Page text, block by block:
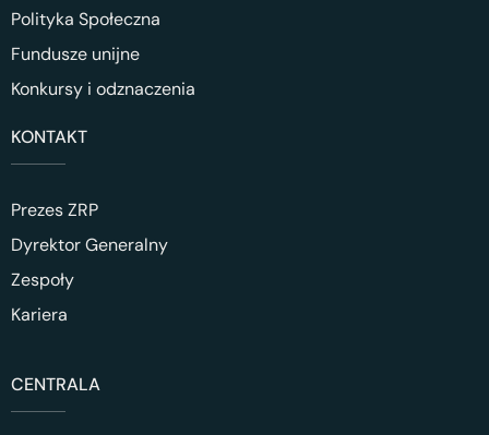
Polityka Społeczna
Fundusze unijne
Konkursy i odznaczenia
KONTAKT
Prezes ZRP
Dyrektor Generalny
Zespoły
Kariera
CENTRALA